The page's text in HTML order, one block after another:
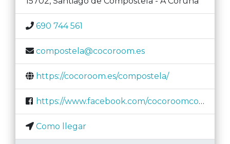
690 744 561
compostela@cocoroom.es
https://cocoroom.es/compostela/
https://www.facebook.com/cocoroomcompostela
Como llegar